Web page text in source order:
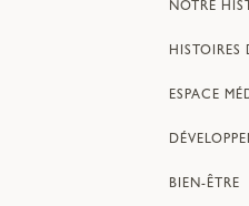
NOTRE
HISTOIRES
ESPACE
BIEN-ÊTRE